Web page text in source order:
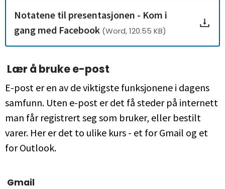
Notatene til presentasjonen - Kom i
gang med Facebook (Word, 120.55 KB)
Lær å bruke e-post
E-post er en av de viktigste funksjonene i dagens
samfunn. Uten e-post er det få steder på internett
man får registrert seg som bruker, eller bestilt
varer. Her er det to ulike kurs - et for Gmail og et
for Outlook.
Gmail